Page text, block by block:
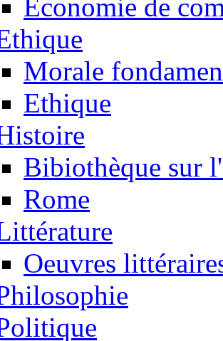
Economie de
Morale
Ethique
Bibiothèque sur
Rome
Oeuvres